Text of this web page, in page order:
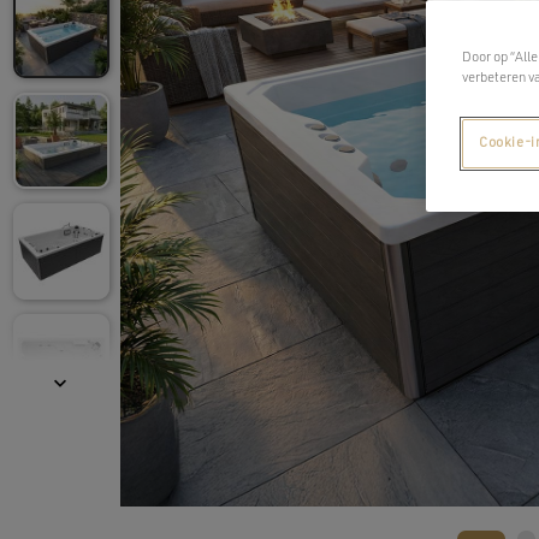
Door op
verbeteren
Cookie-